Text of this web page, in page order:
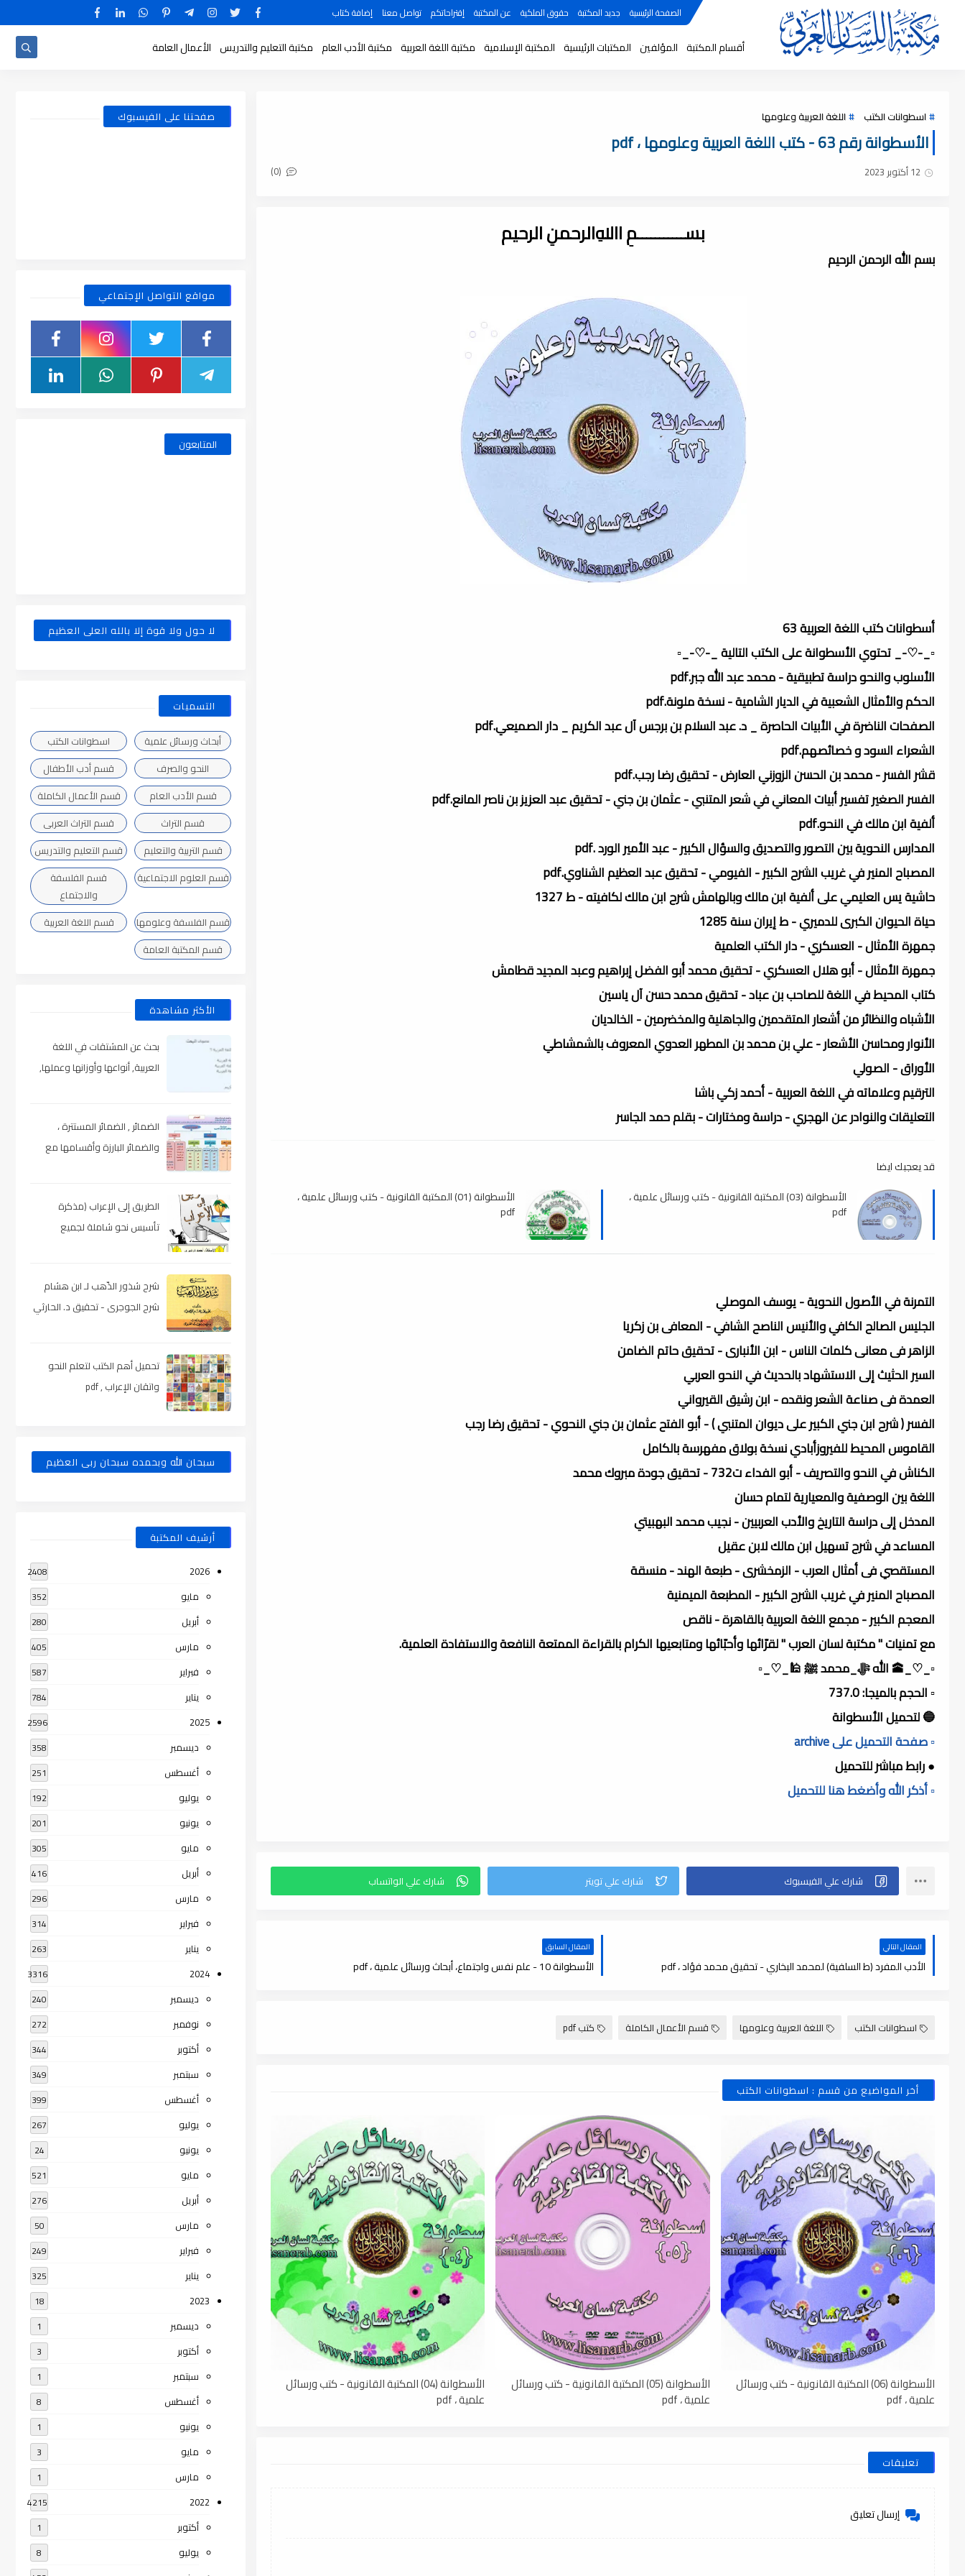
الصفحة الرئيسية جديد المكتبة حقوق الملكية عن المكتبة إقتراحاتكم تواصل معنا إضافة كتاب
أقسام المكتبة المؤلفين المكتبات الرئيسية المكتبة الإسلامية مكتبة اللغة العربية مكتبة الأدب العام مكتبة التعليم والتدريس الأعمال العامة
اسطوانات الكتب اللغة العربية وعلومها
الأسطوانة رقم 63 - كتب اللغة العربية وعلومها ، pdf
12 أكتوبر 2023 (0)
بســـــــــــمِ اﷲِالرحمنِ الرحيم
بسم الله الرحمن الرحيم
أسطوانات كتب اللغة العربية 63
▫️_-♡-_ تحتوي الأسطوانة على الكتب التالية _-♡-_▫️
الأسلوب والنحو دراسة تطبيقية - محمد عبد الله جبر.pdf
الحكم والأمثال الشعبية في الديار الشامية - نسخة ملونة.pdf
الصفحات الناضرة في الأبيات الحاصرة _ د. عبد السلام بن برجس آل عبد الكريم _ دار الصميعي.pdf
الشعراء السود و خصائصهم.pdf
قشر الفسر - محمد بن الحسن الزوزني العارض - تحقيق رضا رجب.pdf
الفسر الصغير تفسير أبيات المعاني في شعر المتنبي - عثمان بن جني - تحقيق عبد العزيز بن ناصر المانع.pdf
ألفية ابن مالك في النحو.pdf
المدارس النحوية بين التصور والتصديق والسؤال الكبير - عبد الأمير الورد .pdf
المصباح المنير في غريب الشرح الكبير - الفيومي - تحقيق عبد العظيم الشناوي.pdf
حاشية يس العليمي على ألفية ابن مالك وبالهامش شرح ابن مالك لكافيته - ط 1327
حياة الحيوان الكبرى للدميري - ط إيران سنة 1285
جمهرة الأمثال - العسكري - دار الكتب العلمية
جمهرة الأمثال - أبو هلال العسكري - تحقيق محمد أبو الفضل إبراهيم وعبد المجيد قطامش
كتاب المحيط في اللغة للصاحب بن عباد - تحقيق محمد حسن آل ياسين
الأشباه والنظائر من أشعار المتقدمين والجاهلية والمخضرمين - الخالديان
الأنوار ومحاسن الأشعار - علي بن محمد بن المطهر العدوي المعروف بالشمشاطي
الأوراق - الصولي
الترقيم وعلاماته في اللغة العربية - أحمد زكي باشا
التعليقات والنوادر عن الهجري - دراسة ومختارات - بقلم حمد الجاسر
قد يعجبك ايضا
الأسطوانة (03) المكتبة القانونية - كتب ورسائل علمية ،
pdf
الأسطوانة (01) المكتبة القانونية - كتب ورسائل علمية ،
pdf
التمرنة في الأصول النحوية - يوسف الموصلي
الجليس الصالح الكافي والأنيس الناصح الشافي - المعافى بن زكريا
الزاهر فى معانى كلمات الناس - ابن الأنبارى - تحقيق حاتم الضامن
السير الحثيث إلى الاستشهاد بالحديث في النحو العربي
العمدة فى صناعة الشعر ونقده - ابن رشيق القيرواني
الفسر ( شرح ابن جني الكبير على ديوان المتنبي ) - أبو الفتح عثمان بن جني النحوي - تحقيق رضا رجب
القاموس المحيط للفيروزأبادي نسخة بولاق مفهرسة بالكامل
الكناش في النحو والتصريف - أبو الفداء ت732 - تحقيق جودة مبروك محمد
اللغة بين الوصفية والمعيارية لتمام حسان
المدخل إلى دراسة التاريخ والأدب العربيين - نجيب محمد البهبيتي
المساعد في شرح تسهيل ابن مالك لابن عقيل
المستقصي فى أمثال العرب - الزمخشرى - طبعة الهند - منسقة
المصباح المنير في غريب الشرح الكبير - المطبعة الميمنية
المعجم الكبير - مجمع اللغة العربية بالقاهرة - ناقص
مع تمنيات " مكتبة لسان العرب " لقرّائها وأحبّائها ومتابعيها الكرام بالقراءة الممتعة النافعة والاستفادة العلمية.
▫️_♡_🕋 الله ﷻ_محمد ﷺ 🕌_♡_▫️
▫️ الحجم بالميجا: 737.0
🔵 لتحميل الأسطوانة
▫️ صفحة التحميل على archive
● رابط مباشر للتحميل
▫️ أذكر الله وأضغط هنا للتحميل
المقال التالي
الأدب المفرد (ط السلفية) لمحمد البخاري - تحقيق محمد فؤاد ، pdf
المقال السابق
الأسطوانة 10 - علم نفس واجتماع، أبحاث ورسائل علمية ، pdf
اسطوانات الكتب اللغة العربية وعلومها قسم الأعمال الكاملة كتب pdf
أخر المواضيع من قسم : اسطوانات الكتب
الأسطوانة (06) المكتبة القانونية - كتب ورسائل
علمية ، pdf
الأسطوانة (05) المكتبة القانونية - كتب ورسائل
علمية ، pdf
الأسطوانة (04) المكتبة القانونية - كتب ورسائل
علمية ، pdf
تعليقات
إرسال تعليق
صفحتنا على الفيسبوك
مواقع التواصل الإجتماعي
المتابعون
لا حول ولا قوة إلا بالله العلى العظيم
التسميات
أبحاث ورسائل علمية
اسطوانات الكتب
النحو والصرف
قسم أدب الأطفال
قسم الأدب العام
قسم الأعمال الكاملة
قسم التراث
قسم التراث العربى
قسم التربية والتعليم
قسم التعليم والتدريس
قسم العلوم الاجتماعية
قسم الفلسفة
والاجتماع
قسم الفلسفة وعلومها
قسم اللغة العربية
قسم المكتبة العامة
الأكثر مشاهدة
بحث عن المشتقات في اللغة
العربية, أنواعها وأوزانها وعملها,
الضمائر , الضمائر المستترة ،
والضمائر البارزة وأقسامها مع
الطريق إلى الإعراب (مذكرة
تأسيس نحو شاملة لجميع
شرح شذور الذّهب لـ ابن هشام
شرح الجوجرى - تحقيق د. الحارثي
تحميل أهم الكتب لتعلم النحو
واتقان الإعراب , pdf
سبحان الله وبحمده سبحان ربى العظيم
أرشيف المكتبة
2026
2408
مايو 352
أبريل 280
مارس 405
فبراير 587
يناير 784
2025
2596
ديسمبر 358
أغسطس 251
يوليو 192
يونيو 201
مايو 305
أبريل 416
مارس 296
فبراير 314
يناير 263
2024
3316
ديسمبر 240
نوفمبر 272
أكتوبر 344
سبتمبر 349
أغسطس 399
يوليو 267
يونيو 24
مايو 521
أبريل 276
مارس 50
فبراير 249
يناير 325
2023
18
ديسمبر 1
أكتوبر 3
سبتمبر 1
أغسطس 8
يونيو 1
مايو 3
مارس 1
2022
4215
أكتوبر 1
يوليو 8